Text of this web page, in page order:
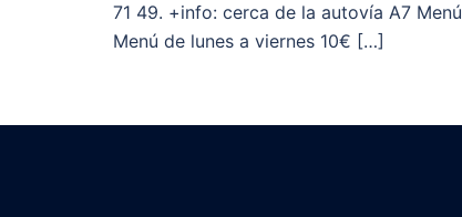
71 49. +info: cerca de la autovía A7 Menú
Menú de lunes a viernes 10€ […]